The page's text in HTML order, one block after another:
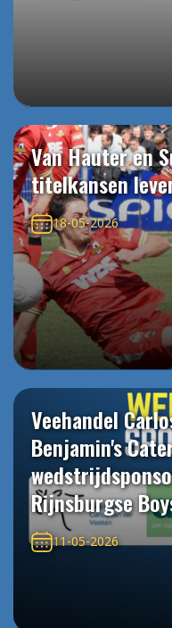
Van Hauter en
titelkansen
18-05-2026
Veehandel
Benjamin's
Rijnsburgse
11-05-2026